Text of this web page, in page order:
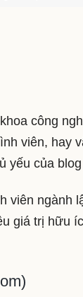
công
viên,
yếu của
viên
giá trị hữu